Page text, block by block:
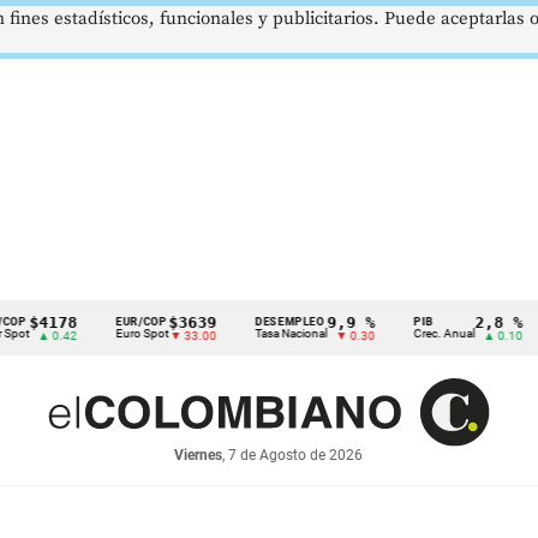
0.42
EUR/COP
Euro Spot
$3639
▼ 33.00
DESEMPLEO
Tasa Nacional
9,9 %
▼ 0.30
PIB
Crec. Anual
2,8 %
▲ 0.10
TRM
Viernes, 7 de Agosto de 2026
estadísticos, funcionales y publicitarios. Puede aceptarlas